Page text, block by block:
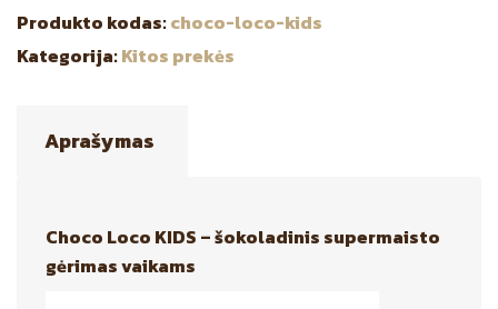
Produkto kodas:choco-loco-kids
Kategorija:Kitos prekės
Aprašymas
Choco Loco KIDS – šokoladinis supermaisto
gėrimas vaikams